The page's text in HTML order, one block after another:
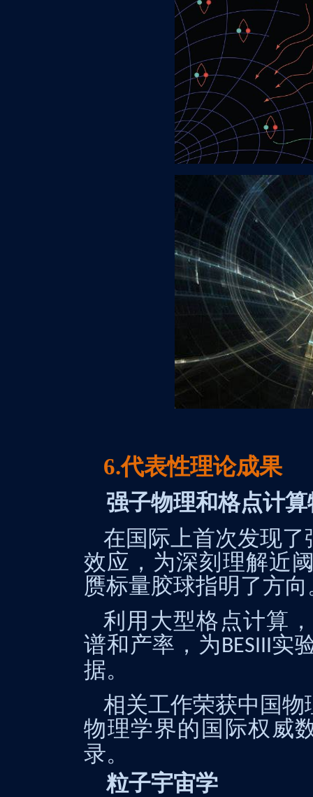
6.代表性理论成果
强子物理和格点计算
在国际上首次发现了
效应，为深刻理解近
赝标量胶球指明了方向
利用大型格点计算
谱和产率，为BESIII实
据。
相关工作荣获中国物
物理学界的国际权威
录。
粒子宇宙学